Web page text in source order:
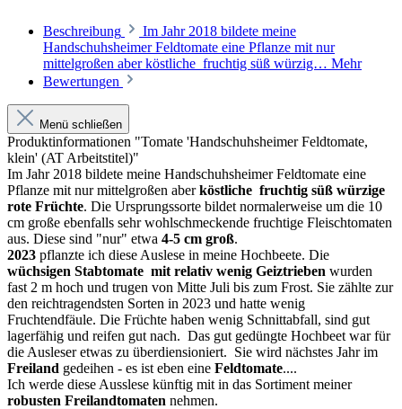
Beschreibung
Im Jahr 2018 bildete meine
Handschuhsheimer Feldtomate eine Pflanze mit nur
mittelgroßen aber köstliche fruchtig süß würzig… Mehr
Bewertungen
Menü schließen
Produktinformationen "Tomate 'Handschuhsheimer Feldtomate,
klein' (AT Arbeitstitel)"
Im Jahr 2018 bildete meine Handschuhsheimer Feldtomate eine
Pflanze mit nur mittelgroßen aberköstliche fruchtig süß würzige
rote Früchte. Die Ursprungssorte bildet normalerweise um die 10
cm große ebenfalls sehr wohlschmeckende fruchtige Fleischtomaten
aus. Diese sind "nur" etwa 4-5 cm groß.
2023 pflanzte ich diese Auslese in meine Hochbeete. Die
wüchsigen Stabtomate mit relativ wenig Geiztrieben wurden
fast 2 m hoch und trugen von Mitte Juli bis zum Frost. Sie zählte zur
den reichtragendsten Sorten in 2023 und hatte wenig
Fruchtendfäule. Die Früchte haben wenig Schnittabfall, sind gut
lagerfähig und reifen gut nach. Das gut gedüngte Hochbeet war für
die Ausleser etwas zu überdiensioniert. Sie wird nächstes Jahr im
Freiland gedeihen - es ist eben eine Feldtomate....
Ich werde diese Ausslese künftig mit in das Sortiment meiner
robusten Freilandtomaten nehmen.